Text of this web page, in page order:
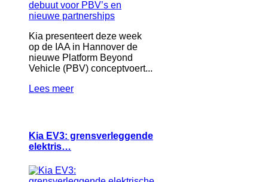
Kia presenteert deze week
op de IAA in Hannover de
nieuwe Platform Beyond
Vehicle (PBV) conceptvoert...
Lees meer
Kia EV3: grensverleggende
elektris…